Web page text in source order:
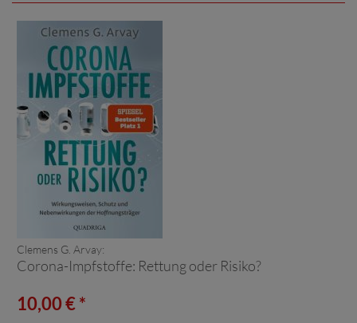
Clemens G. Arvay:
Corona-Impfstoffe: Rettung oder Risiko?
10,00 € *